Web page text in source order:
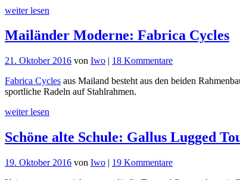
weiter lesen
Mailänder Moderne: Fabrica Cycles
21. Oktober 2016 von Iwo | 18 Kommentarezu
Moderne:
Fabrica Cycles aus Mailand besteht aus den beiden
sportliche Radeln auf Stahlrahmen.
weiter lesen
Schöne alte Schule: Gallus Lugged
19. Oktober 2016 von Iwo | 19 Kommentarezu